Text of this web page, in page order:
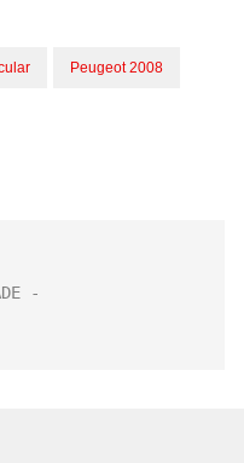
Peugeot 2008